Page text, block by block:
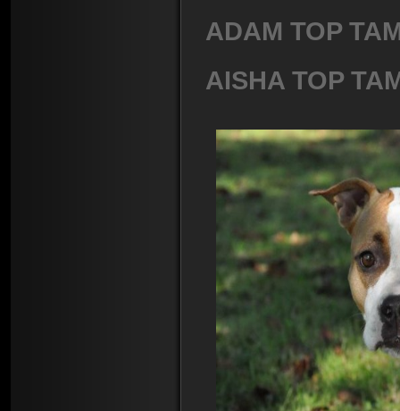
ADAM TOP
AISHA TOP